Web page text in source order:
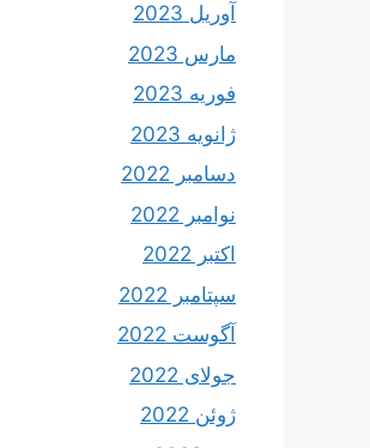
آوریل 2023
مارس 2023
فوریه 2023
ژانویه 2023
دسامبر 2022
نوامبر 2022
اکتبر 2022
سپتامبر 2022
آگوست 2022
جولای 2022
ژوئن 2022